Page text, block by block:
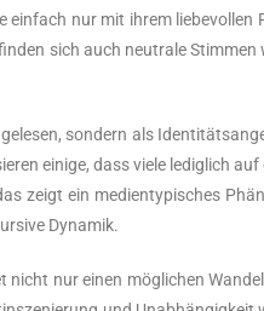
nur mit ihrem lie­be­vol­len
sich auch neu­tra­le Stim­men
son­dern als
eini­ge, dass vie­le ledig­lich auf
zeigt ein medi­en­ty­pi­sches
Dynamik.
nicht nur einen mög­li­chen